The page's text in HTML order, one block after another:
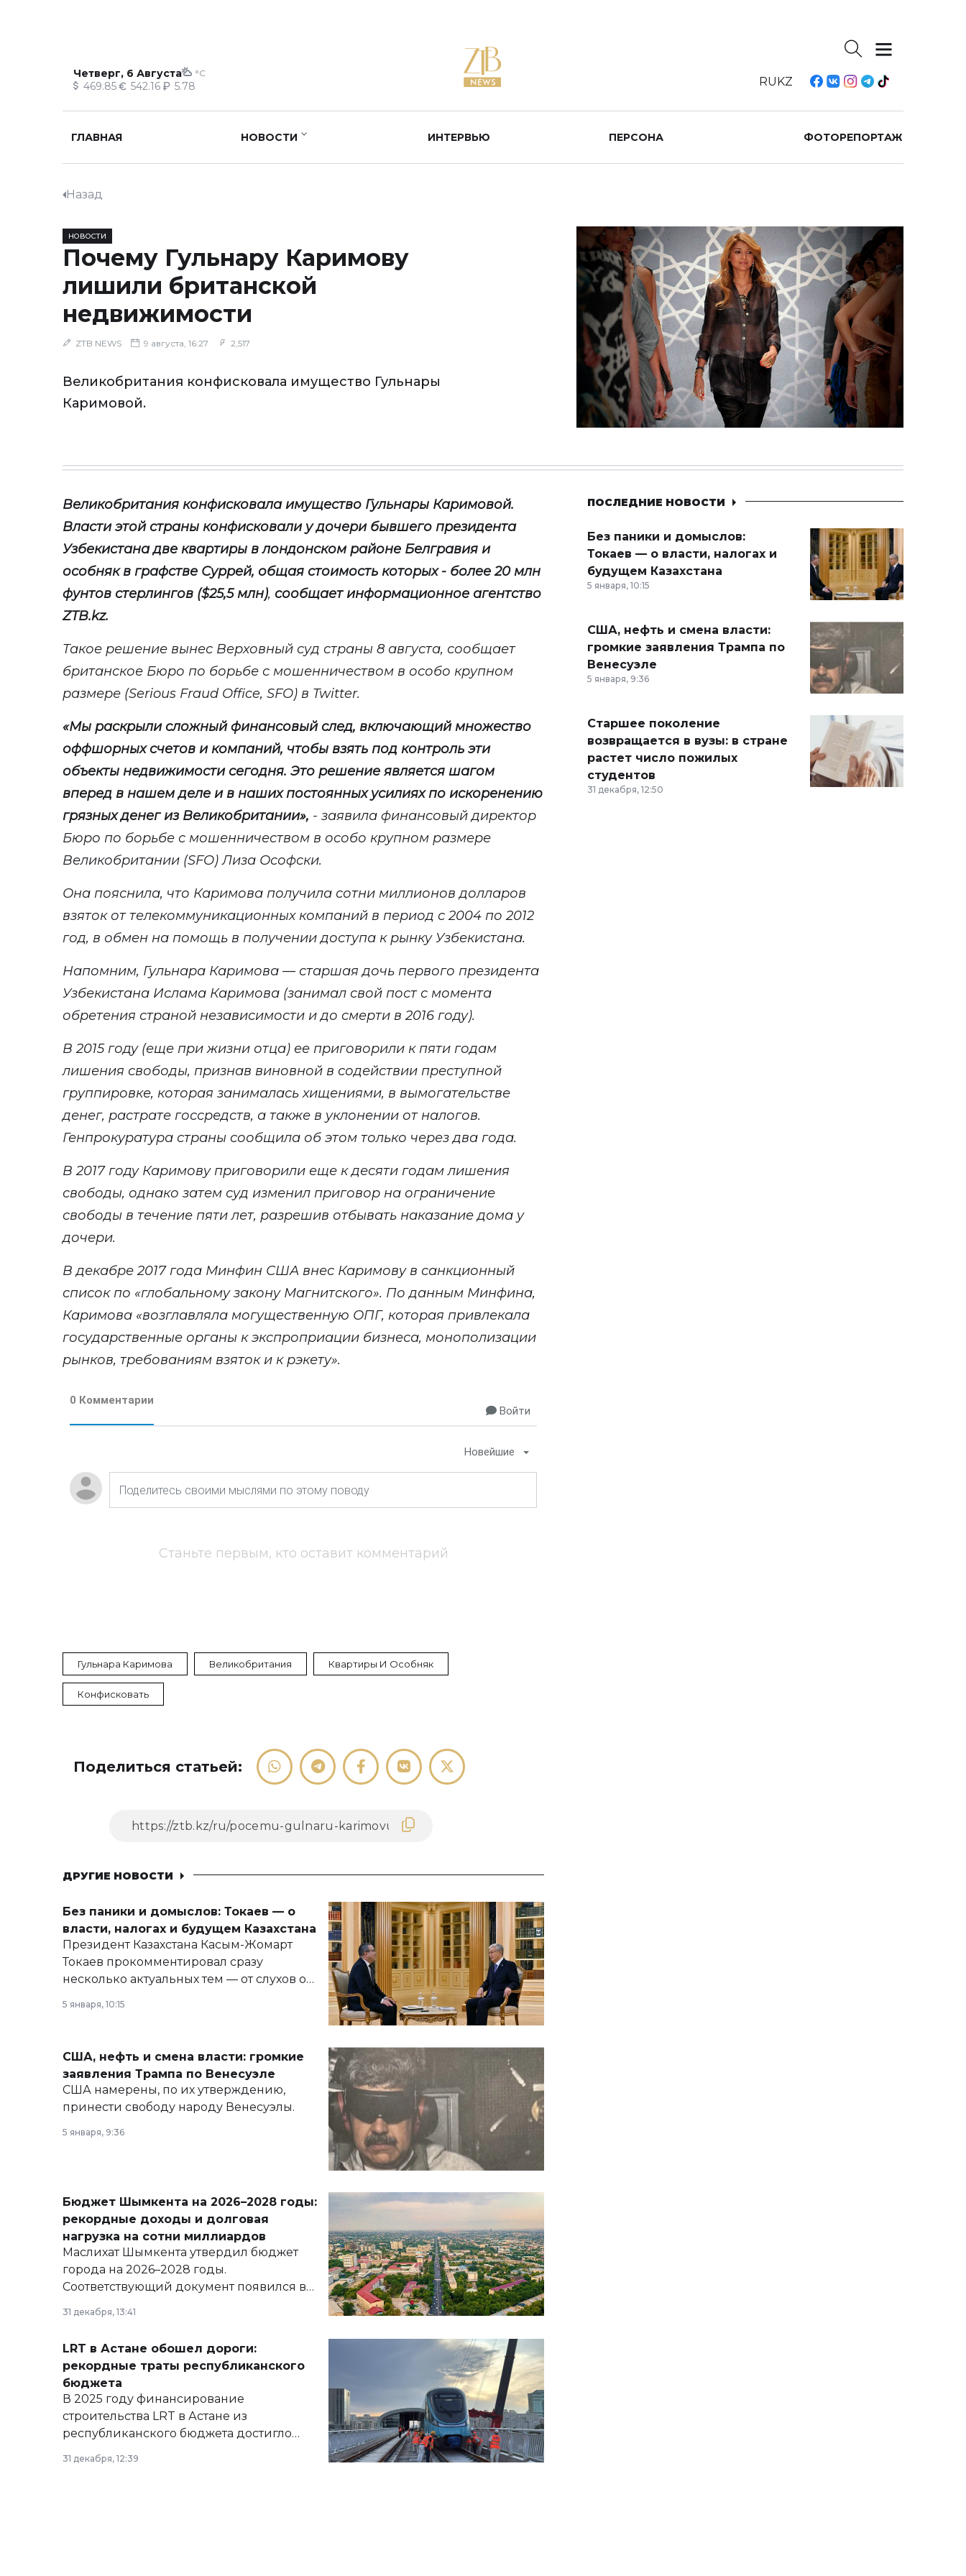
Четверг, 6 Августа °C
469.85 542.16 5.78 RUKZ
ГЛАВНАЯ НОВОСТИ ИНТЕРВЬЮ ПЕРСОНА ФОТОРЕПОРТАЖ
Назад
НОВОСТИ
Почему Гульнару Каримову
лишили британской
недвижимости
ZTB NEWS 9 августа, 16:27 2,517
Великобритания конфисковала имущество Гульнары
Каримовой.
Великобритания конфисковала имущество Гульнары Каримовой.
Властиэтой страны конфисковали удочери бывшего президента
Узбекистана две квартиры в лондонском районе Белгравия и
особняк в графстве Суррей, общая стоимость которых - более 20 млн
фунтов стерлингов ($25,5 млн), сообщает информационное агентство
ZTB.kz.
Такое решение вынес Верховный суд страны 8 августа, сообщает
британское Бюро по борьбе с мошенничеством в особо крупном
размере (Serious Fraud Office, SFO) в Twitter.
«Мы раскрыли сложный финансовый след, включающий множество
оффшорных счетов и компаний, чтобы взять под контроль эти
объекты недвижимости сегодня. Это решение является шагом
вперед в нашем деле и в наших постоянных усилиях по искоренению
грязных денег из Великобритании», - заявила финансовый директор
Бюро по борьбе с мошенничеством в особо крупном размере
Великобритании (SFO) Лиза Ософски.
Она пояснила, что Каримова получила сотни миллионов долларов
взяток от телекоммуникационных компаний в период с 2004 по 2012
год, в обмен на помощь в получении доступа к рынку Узбекистана.
Напомним, Гульнара Каримова — старшая дочь первого президента
Узбекистана Ислама Каримова (занимал свой пост с момента
обретения страной независимости и до смерти в 2016 году).
В 2015 году (еще при жизни отца) ее приговорили к пяти годам
лишения свободы, признав виновной в содействии преступной
группировке, которая занималась хищениями, в вымогательстве
денег, растрате госсредств, а также в уклонении от налогов.
Генпрокуратура страны сообщила об этом только через два года.
В 2017 году Каримову приговорили еще к десяти годам лишения
свободы, однако затем суд изменил приговор на ограничение
свободы в течение пяти лет, разрешив отбывать наказание дома у
дочери.
В декабре 2017 года Минфин США внес Каримову в санкционный
список по «глобальному закону Магнитского». По данным Минфина,
Каримова «возглавляла могущественную ОПГ, которая привлекала
государственные органы к экспроприации бизнеса, монополизации
рынков, требованиям взяток и к рэкету».
0 Комментарии
Войти
Новейшие
Станьте первым, кто оставит комментарий
Гульнара Каримова Великобритания Квартиры И Особняк
Конфисковать
Поделиться статьей:
ДРУГИЕ НОВОСТИ
Без паники и домыслов: Токаев — о
власти, налогах и будущем Казахстана
Президент Казахстана Касым-Жомарт
Токаев прокомментировал сразу
несколько актуальных тем — от слухов о
армии, экономики и личного здоровья.
5 января, 10:15
США, нефть и смена власти: громкие
заявления Трампа по Венесуэле
США намерены, по их утверждению,
принести свободу народу Венесуэлы.
5 января, 9:36
Бюджет Шымкента на 2026–2028 годы:
рекордные доходы и долговая
нагрузка на сотни миллиардов
Маслихат Шымкента утвердил бюджет
города на 2026–2028 годы.
Соответствующий документ появился в
базе нормативных правовых актов и на
сайте маслихат города.
31 декабря, 13:41
LRT в Астане обошел дороги:
рекордные траты республиканского
бюджета
В 2025 году финансирование
строительства LRT в Астане из
республиканского бюджета достигло
рекордных объемов.
31 декабря, 12:39
ПОСЛЕДНИЕ НОВОСТИ
Без паники и домыслов:
Токаев — о власти, налогах и
будущем Казахстана
5 января, 10:15
США, нефть и смена власти:
громкие заявления Трампа по
Венесуэле
5 января, 9:36
Старшее поколение
возвращается в вузы: в стране
растет число пожилых
студентов
31 декабря, 12:50